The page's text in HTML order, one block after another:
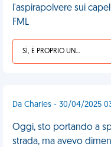
l'aspirapolvere sui
FML
SÌ, È PROPRIO UNA VDM!
Da Charles - 30/04/2025
Oggi, sto portando a
strada, ma avevo